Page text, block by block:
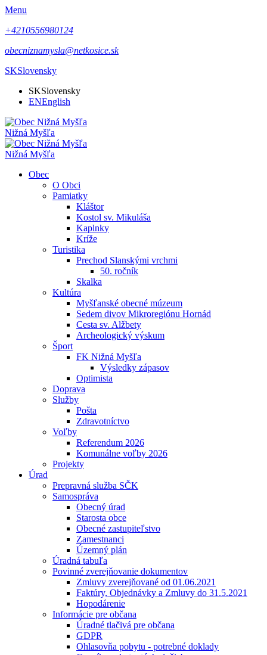
Menu
+4210556980124
obecniznamysla@netkosice.sk
SKSlovensky
SKSlovensky
ENEnglish
Nižná Myšľa
Nižná Myšľa
Obec
O Obci
Pamiatky
Kláštor
Kostol sv. Mikuláša
Kaplnky
Kríže
Turistika
Prechod Slanskými vrchmi
50. ročník
Skalka
Kultúra
Myšľanské obecné múzeum
Sedem divov Mikroregiónu Hornád
Cesta sv. Alžbety
Archeologický výskum
Šport
FK Nižná Myšľa
Výsledky zápasov
Optimista
Doprava
Služby
Pošta
Zdravotníctvo
Voľby
Referendum 2026
Komunálne voľby 2026
Projekty
Úrad
Prepravná služba SČK
Samospráva
Obecný úrad
Starosta obce
Obecné zastupiteľstvo
Zamestnanci
Územný plán
Úradná tabuľa
Povinné zverejňovanie dokumentov
Zmluvy zverejňované od 01.06.2021
Faktúry, Objednávky a Zmluvy do 31.5.2021
Hopodárenie
Informácie pre občana
Úradné tlačivá pre občana
GDPR
Ohlasovňa pobytu - potrebné doklady